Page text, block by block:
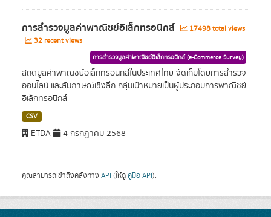
การสำรวจมูลค่าพาณิชย์อิเล็กทรอนิกส์
17498 total views
32 recent views
การสำรวจมูลค่าพาณิชย์อิเล็กทรอนิกส์ (e-Commerce Survey)
สถิติมูลค่าพาณิชย์อิเล็กทรอนิกส์ในประเทศไทย จัดเก็บโดยการสำรวจ
ออนไลน์ และสัมภาษณ์เชิงลึก กลุ่มเป้าหมายเป็นผู้ประกอบการพาณิชย์
อิเล็กทรอนิกส์
CSV
ETDA 4 กรกฎาคม 2568
คุณสามารถเข้าถึงคลังทาง API (ให้ดู คู่มือ API).